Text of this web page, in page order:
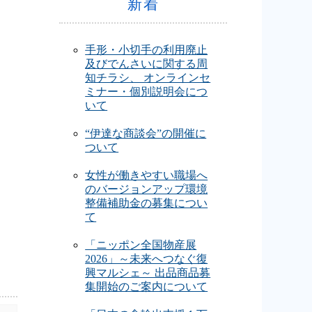
新着
手形・小切手の利用廃止
及びでんさいに関する周
知チラシ、 オンラインセ
ミナー・個別説明会につ
いて
“伊達な商談会”の開催に
ついて
女性が働きやすい職場へ
のバージョンアップ環境
整備補助金の募集につい
て
「ニッポン全国物産展
2026」～未来へつなぐ復
興マルシェ～ 出品商品募
集開始のご案内について